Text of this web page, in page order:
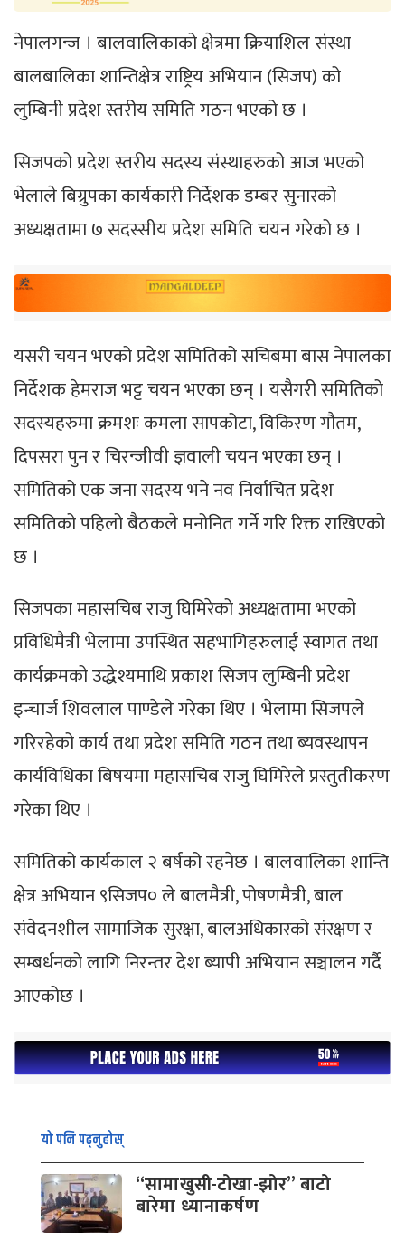
नेपालगन्ज । बालवालिकाको क्षेत्रमा क्रियाशिल संस्था
बालबालिका शान्तिक्षेत्र राष्ट्रिय अभियान (सिजप) को
लुम्बिनी प्रदेश स्तरीय समिति गठन भएको छ ।
सिजपको प्रदेश स्तरीय सदस्य संस्थाहरुको आज भएको
भेलाले बिग्रुपका कार्यकारी निर्देशक डम्बर सुनारको
अध्यक्षतामा ७ सदस्सीय प्रदेश समिति चयन गरेको छ ।
यसरी चयन भएको प्रदेश समितिको सचिबमा बास नेपालका
निर्देशक हेमराज भट्ट चयन भएका छन् । यसैगरी समितिको
सदस्यहरुमा क्रमशः कमला सापकोटा, विकिरण गौतम,
दिपसरा पुन र चिरन्जीवी ज्ञवाली चयन भएका छन् ।
समितिको एक जना सदस्य भने नव निर्वाचित प्रदेश
समितिको पहिलो बैठकले मनोनित गर्ने गरि रिक्त राखिएको
छ ।
सिजपका महासचिब राजु घिमिरेको अध्यक्षतामा भएको
प्रविधिमैत्री भेलामा उपस्थित सहभागिहरुलाई स्वागत तथा
कार्यक्रमको उद्धेश्यमाथि प्रकाश सिजप लुम्बिनी प्रदेश
इन्चार्ज शिवलाल पाण्डेले गरेका थिए । भेलामा सिजपले
गरिरहेको कार्य तथा प्रदेश समिति गठन तथा ब्यवस्थापन
कार्यविधिका बिषयमा महासचिब राजु घिमिरेले प्रस्तुतीकरण
गरेका थिए ।
समितिको कार्यकाल २ बर्षको रहनेछ । बालवालिका शान्ति
क्षेत्र अभियान ९सिजप० ले बालमैत्री, पोषणमैत्री, बाल
संवेदनशील सामाजिक सुरक्षा, बालअधिकारको संरक्षण र
सम्बर्धनको लागि निरन्तर देश ब्यापी अभियान सञ्चालन गर्दै
आएकोछ ।
यो पनि पढ्नुहोस्
“सामाखुसी-टोखा-झोर” बाटो
बारेमा ध्यानाकर्षण